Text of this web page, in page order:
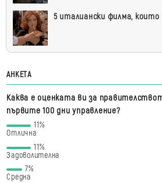
5 италиански филма, които
АНКЕТА
Каква е оценката ви за
първите 100 дни управление?
11%
Отлична
11%
Задоволителна
7%
Средна